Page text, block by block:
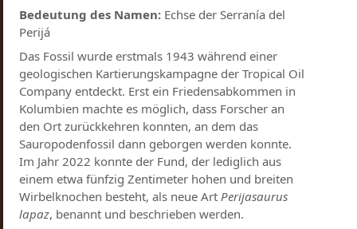
Bedeutung des Namen: Echse der Serranía del
Perijá
Das Fossil wurde erstmals 1943 während einer
geologischen Kartierungskampagne der Tropical Oil
Company entdeckt. Erst ein Friedensabkommen in
Kolumbien machte es möglich, dass Forscher an
den Ort zurückkehren konnten, an dem das
Sauropodenfossil dann geborgen werden konnte.
Im Jahr 2022 konnte der Fund, der lediglich aus
einem etwa fünfzig Zentimeter hohen und breiten
Wirbelknochen besteht, als neue ArtPerijasaurus
lapaz, benannt und beschrieben werden.